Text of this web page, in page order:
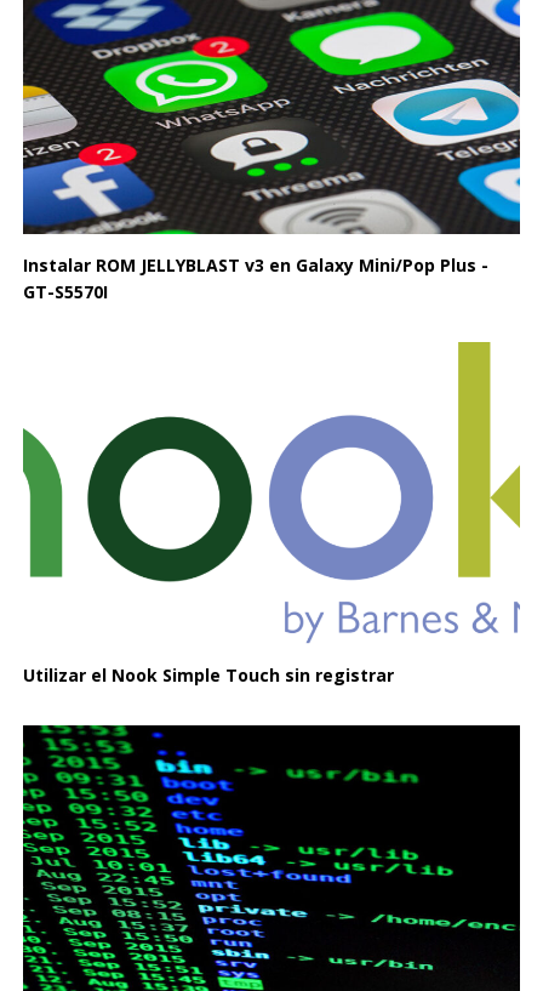
Instalar ROM JELLYBLAST v3 en Galaxy Mini/Pop Plus -
GT-S5570I
Utilizar el Nook Simple Touch sin registrar